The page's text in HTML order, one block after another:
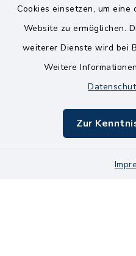
Cookies einsetzen, um
Website zu ermöglichen.
weiterer Dienste wird bei
Weitere
Zur